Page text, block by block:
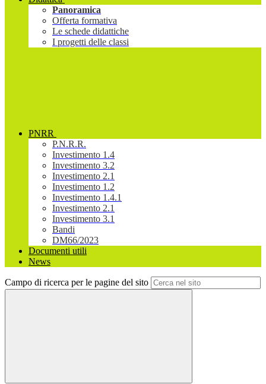
Panoramica
Offerta formativa
Le schede didattiche
I progetti delle classi
PNRR
P.N.R.R.
Investimento 1.4
Investimento 3.2
Investimento 2.1
Investimento 1.2
Investimento 1.4.1
Investimento 2.1
Investimento 3.1
Bandi
DM66/2023
Documenti utili
News
Campo di ricerca per le pagine del sito